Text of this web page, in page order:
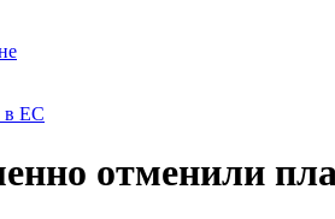
в ЕС
отменили